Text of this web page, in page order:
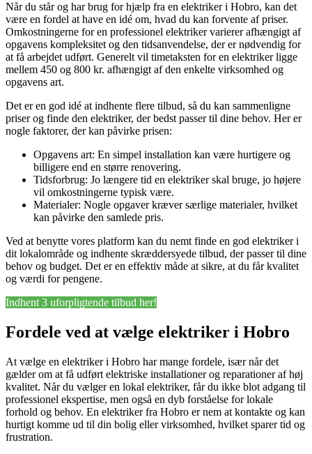
Når du står og har brug for hjælp fra en elektriker i Hobro, kan det
være en fordel at have en idé om, hvad du kan forvente af priser.
Omkostningerne for en professionel elektriker varierer afhængigt af
opgavens kompleksitet og den tidsanvendelse, der er nødvendig for
at få arbejdet udført. Generelt vil timetaksten for en elektriker ligge
mellem 450 og 800 kr. afhængigt af den enkelte virksomhed og
opgavens art.
Det er en god idé at indhente flere tilbud, så du kan sammenligne
priser og finde den elektriker, der bedst passer til dine behov. Her er
nogle faktorer, der kan påvirke prisen:
Opgavens art: En simpel installation kan være hurtigere og
billigere end en større renovering.
Tidsforbrug: Jo længere tid en elektriker skal bruge, jo højere
vil omkostningerne typisk være.
Materialer: Nogle opgaver kræver særlige materialer, hvilket
kan påvirke den samlede pris.
Ved at benytte vores platform kan du nemt finde en god elektriker i
dit lokalområde og indhente skræddersyede tilbud, der passer til dine
behov og budget. Det er en effektiv måde at sikre, at du får kvalitet
og værdi for pengene.
Indhent 3 uforpligtende tilbud her!
Fordele ved at vælge elektriker i Hobro
At vælge en elektriker i Hobro har mange fordele, især når det
gælder om at få udført elektriske installationer og reparationer af høj
kvalitet. Når du vælger en lokal elektriker, får du ikke blot adgang til
professionel ekspertise, men også en dyb forståelse for lokale
forhold og behov. En elektriker fra Hobro er nem at kontakte og kan
hurtigt komme ud til din bolig eller virksomhed, hvilket sparer tid og
frustration.